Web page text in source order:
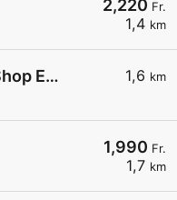
2,220 Fr.
1,4 km
1,6 km
Ruedi Rüssel Tankstelle / Shop Emmen Center
1,990 Fr.
1,7 km